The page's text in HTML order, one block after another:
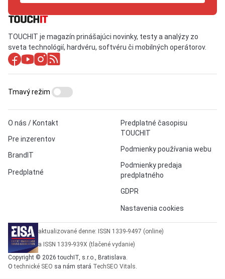
TOUCHIT je magazín prinášajúci novinky, testy a analýzy zo
sveta technológií, hardvéru, softvéru či mobilných operátorov.
O nás / Kontakt
Pre inzerentov
BrandIT
Predplatné
Predplatné časopisu
TOUCHIT
Podmienky používania webu
Podmienky predaja
predplatného
GDPR
Nastavenia cookies
Tmavý režim
aktualizované denne: ISSN 1339-9497 (online)
a ISSN 1339-939X (tlačené vydanie)
Copyright © 2026 touchIT, s.r.o., Bratislava.
Otechnické SEO sa nám stará TechSEO Vitals.